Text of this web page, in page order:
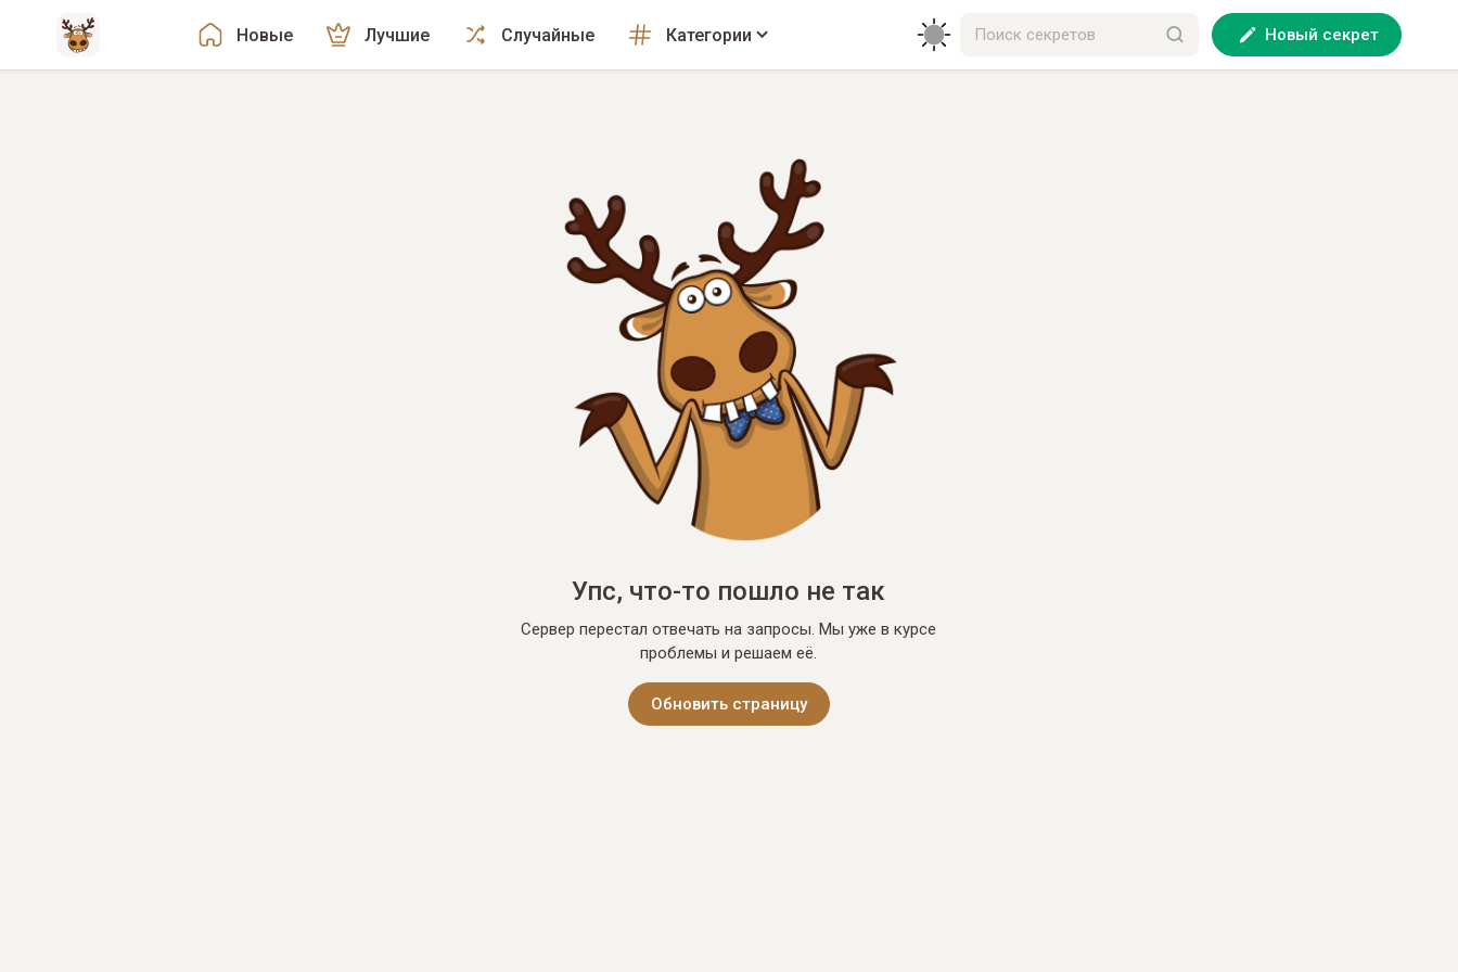
Новые Лучшие Случайные Категории Новый секрет
Упс, что-то пошло не так
Сервер перестал отвечать на запросы. Мы уже в курсе
проблемы и решаем её.
Обновить страницу